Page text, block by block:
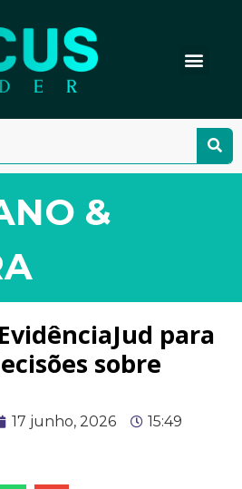
&
para
sobre
17 junho, 2026 15:49